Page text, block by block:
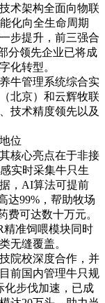
术架构全面向物联
化向全生命周期
步提升，前三强合
分领先企业已将成
化转型。
牛管理系统综合实
北京）和云辉牧联
技术精度领先以及
位
核心亮点在于非接
实时采集牛只生
，AI算法可提前
达99%，帮助牧场
费可达数十万元。
精准饲喂模块同时
无缝覆盖。
院校深度合作，并
前国内管理牛只规
化步伐加速，已成